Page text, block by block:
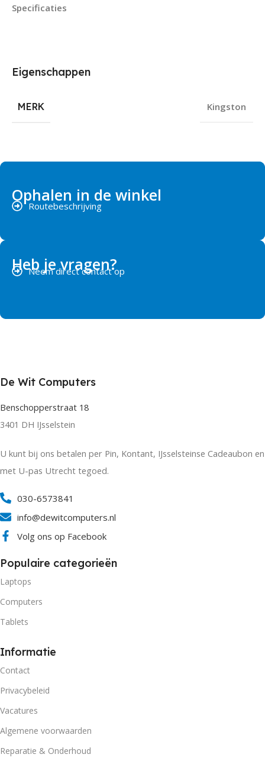
Specificaties
Eigenschappen
MERK Kingston
Ophalen in de winkel
Routebeschrijving
Heb je vragen?
Neem direct contact op
De Wit Computers
Benschopperstraat 18
3401 DH IJsselstein
U kunt bij ons betalen per Pin, Kontant, IJsselsteinse Cadeaubon en
met U-pas Utrecht tegoed.
030-6573841
info@dewitcomputers.nl
Volg ons op Facebook
Populaire categorieën
Laptops
Computers
Tablets
Informatie
Contact
Privacybeleid
Vacatures
Algemene voorwaarden
Reparatie & Onderhoud